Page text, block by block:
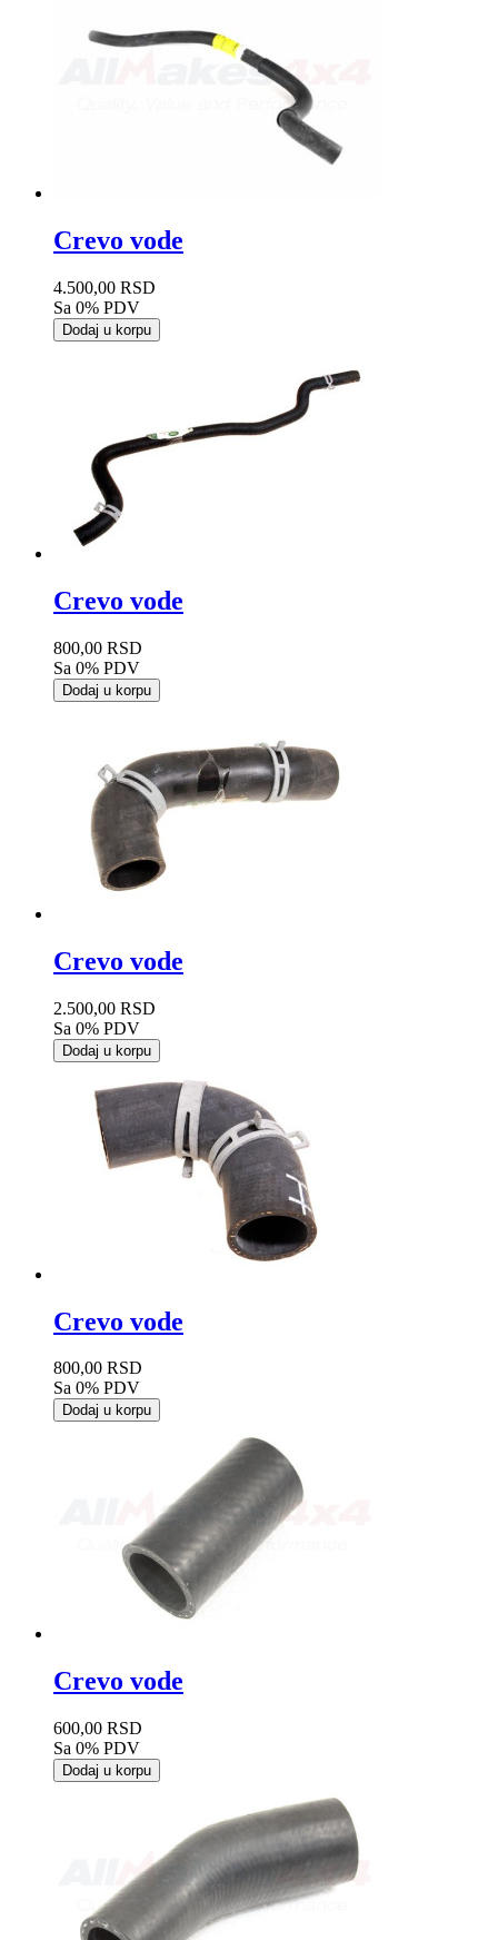
Crevo vode
4.500,00 RSD
Sa 0% PDV
Dodaj u korpu
Crevo vode
800,00 RSD
Sa 0% PDV
Dodaj u korpu
Crevo vode
2.500,00 RSD
Sa 0% PDV
Dodaj u korpu
Crevo vode
800,00 RSD
Sa 0% PDV
Dodaj u korpu
Crevo vode
600,00 RSD
Sa 0% PDV
Dodaj u korpu